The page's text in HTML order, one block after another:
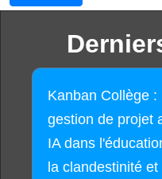
Kanban Collège
gestion de projet
IA dans
la clandestinité